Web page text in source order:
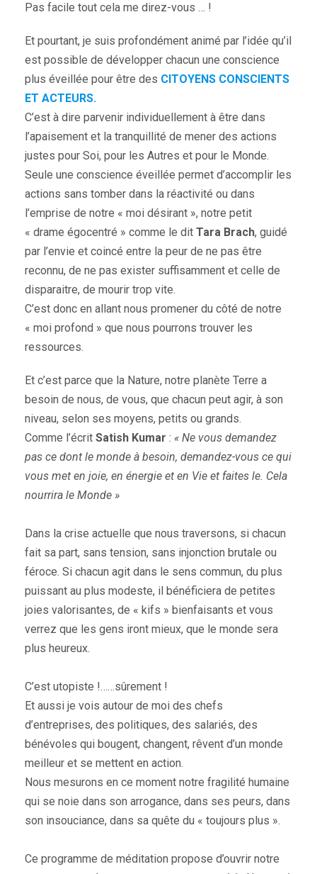
Pas facile tout cela me direz-vous … !
Et pourtant, je suis profondément animé par l’idée qu’il
est possible de développer chacun une conscience
plus éveillée pour être des CITOYENS CONSCIENTS
ET ACTEURS.
C’est à dire parvenir individuellement à être dans
l’apaisement et la tranquillité de mener des actions
justes pour Soi, pour les Autres et pour le Monde.
Seule une conscience éveillée permet d’accomplir les
actions sans tomber dans la réactivité ou dans
l’emprise de notre « moi désirant », notre petit
« drame égocentré » comme le dit Tara Brach, guidé
par l’envie et coincé entre la peur de ne pas être
reconnu, de ne pas exister suffisamment et celle de
disparaitre, de mourir trop vite.
C’est donc en allant nous promener du côté de notre
« moi profond » que nous pourrons trouver les
ressources.
Et c’est parce que la Nature, notre planète Terre a
besoin de nous, de vous, que chacun peut agir, à son
niveau, selon ses moyens, petits ou grands.
Comme l’écrit Satish Kumar : « Ne vous demandez
pas ce dont le monde à besoin, demandez-vous ce qui
vous met en joie, en énergie et en Vie et faites le. Cela
nourrira le Monde »
Dans la crise actuelle que nous traversons, si chacun
fait sa part, sans tension, sans injonction brutale ou
féroce. Si chacun agit dans le sens commun, du plus
puissant au plus modeste, il bénéficiera de petites
joies valorisantes, de « kifs » bienfaisants et vous
verrez que les gens iront mieux, que le monde sera
plus heureux.
C’est utopiste !……sûrement !
Et aussi je vois autour de moi des chefs
d’entreprises, des politiques, des salariés, des
bénévoles qui bougent, changent, rêvent d’un monde
meilleur et se mettent en action.
Nous mesurons en ce moment notre fragilité humaine
qui se noie dans son arrogance, dans ses peurs, dans
son insouciance, dans sa quête du « toujours plus ».
Ce programme de méditation propose d’ouvrir notre